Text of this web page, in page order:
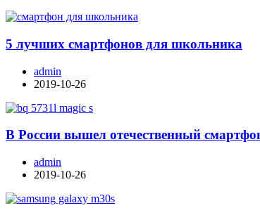
5 лучших смартфонов для школьника
admin
2019-10-26
В России вышел отечественный
admin
2019-10-26